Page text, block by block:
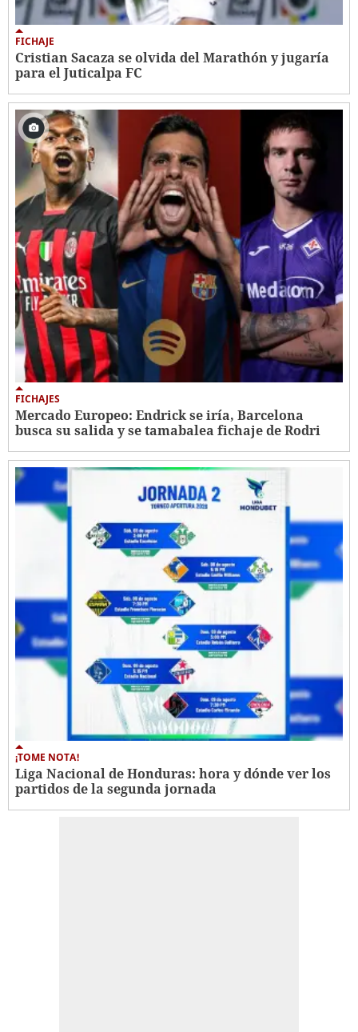
FICHAJE
Cristian Sacaza se olvida del Marathón y jugaría
para el Juticalpa FC
FICHAJES
Mercado Europeo: Endrick se iría, Barcelona
busca su salida y se tamabalea fichaje de Rodri
¡TOME NOTA!
Liga Nacional de Honduras: hora y dónde ver los
partidos de la segunda jornada